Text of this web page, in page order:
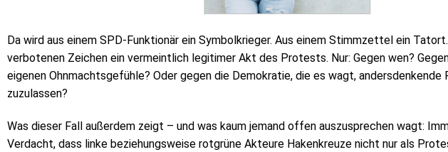
Da wird aus einem SPD-Funktionär ein Symbolkrieger. Aus einem Stimmzettel ein
verbotenen Zeichen ein vermeintlich legitimer Akt des Protests. Nur: Gegen wen?
eigenen Ohnmachtsgefühle? Oder gegen die Demokratie, die es wagt, andersdenkende
zuzulassen?
Was dieser Fall außerdem zeigt – und was kaum jemand offen auszusprechen wagt:
Verdacht, dass linke beziehungsweise rotgrüne Akteure Hakenkreuze nicht nur als